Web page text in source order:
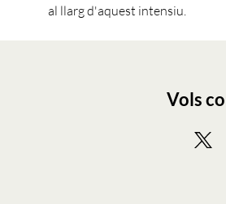
al llarg d'aquest intensiu.
Vols